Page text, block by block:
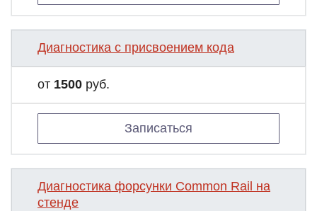
Диагностика с присвоением кода
от 1500 руб.
Записаться
Диагностика форсунки Common Rail на
стенде